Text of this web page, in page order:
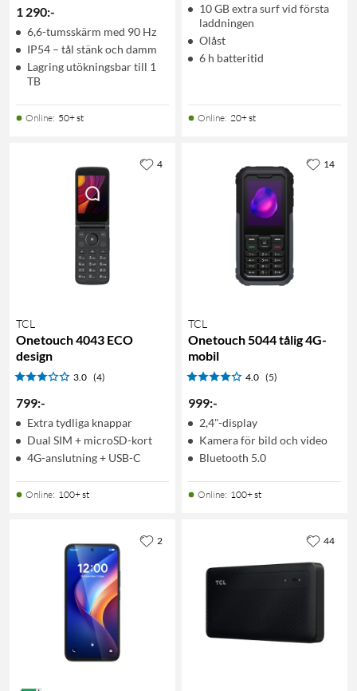
1 290:-
6,6-tumsskärm med 90 Hz
IP54 – tål stänk och damm
Lagring utökningsbar till 1
TB
Online: 50+ st
10 GB extra surf vid första
laddningen
Olåst
6 h batteritid
Online: 20+ st
TCL
Onetouch 4043 ECO
design
3.0 (4)
799:-
Extra tydliga knappar
Dual SIM + microSD-kort
4G-anslutning + USB-C
Online: 100+ st
4
TCL
Onetouch 5044 tålig 4G-
mobil
4.0 (5)
999:-
2,4"-display
Kamera för bild och video
Bluetooth 5.0
Online: 100+ st
14
2 44